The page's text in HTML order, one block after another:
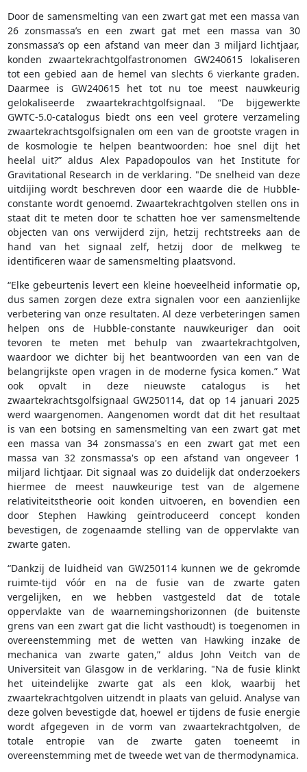
Door de samensmelting van een zwart gat met een massa van
26 zonsmassa’s en een zwart gat met een massa van 30
zonsmassa’s op een afstand van meer dan 3 miljard lichtjaar,
konden zwaartekrachtgolfastronomen GW240615 lokaliseren
tot een gebied aan de hemel van slechts 6 vierkante graden.
Daarmee is GW240615 het tot nu toe meest nauwkeurig
gelokaliseerde zwaartekrachtgolfsignaal. “De bijgewerkte
GWTC-5.0-catalogus biedt ons een veel grotere verzameling
zwaartekrachtsgolfsignalen om een van de grootste vragen in
de kosmologie te helpen beantwoorden: hoe snel dijt het
heelal uit?” aldus Alex Papadopoulos van het Institute for
Gravitational Research in de verklaring. "De snelheid van deze
uitdijing wordt beschreven door een waarde die de Hubble-
constante wordt genoemd. Zwaartekrachtgolven stellen ons in
staat dit te meten door te schatten hoe ver samensmeltende
objecten van ons verwijderd zijn, hetzij rechtstreeks aan de
hand van het signaal zelf, hetzij door de melkweg te
identificeren waar de samensmelting plaatsvond.
“Elke gebeurtenis levert een kleine hoeveelheid informatie op,
dus samen zorgen deze extra signalen voor een aanzienlijke
verbetering van onze resultaten. Al deze verbeteringen samen
helpen ons de Hubble-constante nauwkeuriger dan ooit
tevoren te meten met behulp van zwaartekrachtgolven,
waardoor we dichter bij het beantwoorden van een van de
belangrijkste open vragen in de moderne fysica komen.” Wat
ook opvalt in deze nieuwste catalogus is het
zwaartekrachtsgolfsignaal GW250114, dat op 14 januari 2025
werd waargenomen. Aangenomen wordt dat dit het resultaat
is van een botsing en samensmelting van een zwart gat met
een massa van 34 zonsmassa's en een zwart gat met een
massa van 32 zonsmassa's op een afstand van ongeveer 1
miljard lichtjaar. Dit signaal was zo duidelijk dat onderzoekers
hiermee de meest nauwkeurige test van de algemene
relativiteitstheorie ooit konden uitvoeren, en bovendien een
door Stephen Hawking geïntroduceerd concept konden
bevestigen, de zogenaamde stelling van de oppervlakte van
zwarte gaten.
“Dankzij de luidheid van GW250114 kunnen we de gekromde
ruimte-tijd vóór en na de fusie van de zwarte gaten
vergelijken, en we hebben vastgesteld dat de totale
oppervlakte van de waarnemingshorizonnen (de buitenste
grens van een zwart gat die licht vasthoudt) is toegenomen in
overeenstemming met de wetten van Hawking inzake de
mechanica van zwarte gaten,” aldus John Veitch van de
Universiteit van Glasgow in de verklaring. "Na de fusie klinkt
het uiteindelijke zwarte gat als een klok, waarbij het
zwaartekrachtgolven uitzendt in plaats van geluid. Analyse van
deze golven bevestigde dat, hoewel er tijdens de fusie energie
wordt afgegeven in de vorm van zwaartekrachtgolven, de
totale entropie van de zwarte gaten toeneemt in
overeenstemming met de tweede wet van de thermodynamica.